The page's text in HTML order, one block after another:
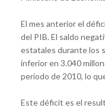
El mes anterior el
del PIB. El saldo
estatales durante los
inferior en 3.040
periodo de 2010, lo
Este déficit es el